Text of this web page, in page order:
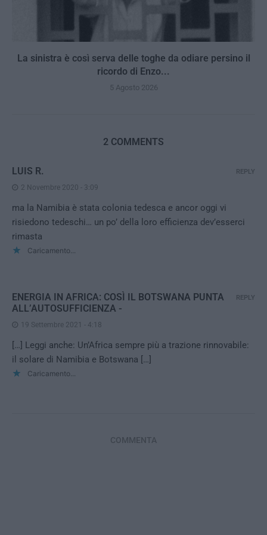
La sinistra è così serva delle toghe da odiare persino il
ricordo di Enzo...
5 Agosto 2026
2 COMMENTS
LUIS R.
2 Novembre 2020 - 3:09
ma la Namibia è stata colonia tedesca e ancor oggi vi
risiedono tedeschi… un po’ della loro efficienza dev’esserci
rimasta
Caricamento...
REPLY
ENERGIA IN AFRICA: COSÌ IL BOTSWANA PUNTA
ALL’AUTOSUFFICIENZA -
19 Settembre 2021 - 4:18
[…] Leggi anche: Un’Africa sempre più a trazione rinnovabile:
il solare di Namibia e Botswana […]
Caricamento...
REPLY
COMMENTA